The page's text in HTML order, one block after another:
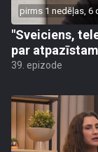
pirms 1 nedēļas, 6
"Sveiciens,
par
39. epizode